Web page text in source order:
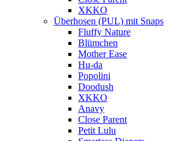
XKKO
Überhosen (PUL) mit Snaps
Fluffy Nature
Blümchen
Mother Ease
Hu-da
Popolini
Doodush
XKKO
Anavy
Close Parent
Petit Lulu